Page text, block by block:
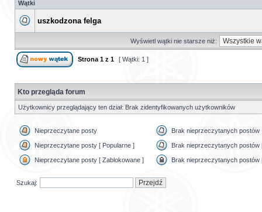
Wątki
uszkodzona felga
Wyświetl wątki nie starsze niż:
Strona 1 z 1 [ Wątki: 1 ]
Kto przegląda forum
Użytkownicy przeglądający ten dział: Brak zidentyfikowanych użytkowników
Nieprzeczytane posty Brak nieprzeczytanych postów
Nieprzeczytane posty [ Popularne ] Brak nieprzeczytanych postów
Nieprzeczytane posty [ Zablokowane ] Brak nieprzeczytanych postów
Szukaj: